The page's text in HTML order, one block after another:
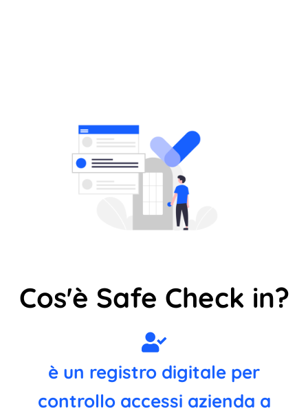
Cos'è Safe Check in?
è un registro digitale per
controllo accessi azienda a